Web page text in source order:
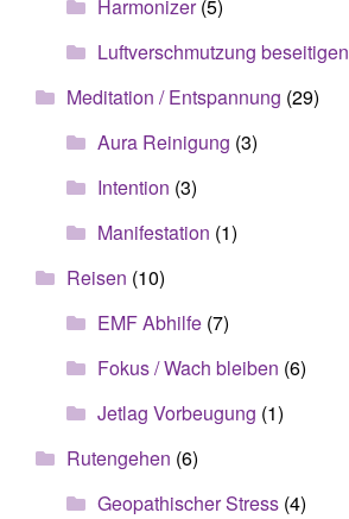
Harmonizer(5)
Luftverschmutzung beseitigen
Meditation / Entspannung (29)
Aura Reinigung (3)
Intention (3)
Manifestation (1)
Reisen (10)
EMF Abhilfe(7)
Fokus / Wach bleiben (6)
Jetlag Vorbeugung (1)
Rutengehen (6)
Geopathischer Stress(4)